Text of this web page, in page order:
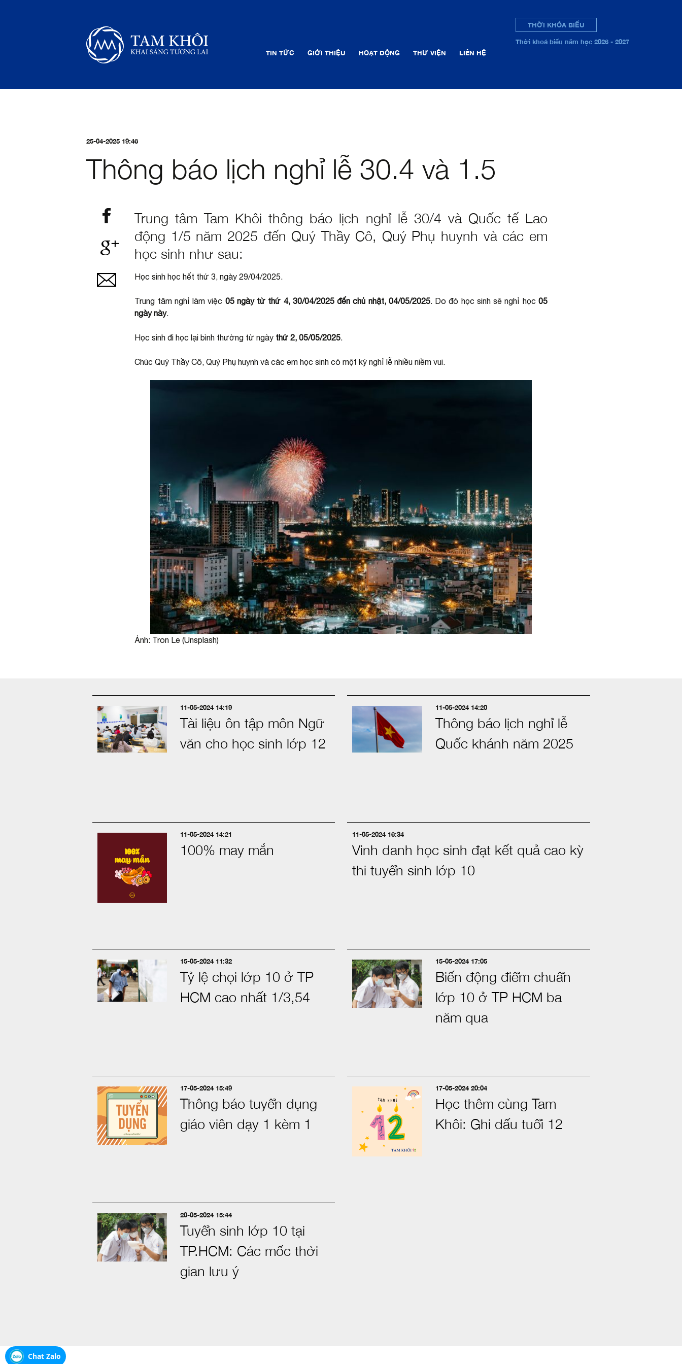
TIN TỨC GIỚI THIỆU HOẠT ĐỘNG THƯ VIỆN LIÊN HỆ
THỜI KHÓA BIỂU
Thời khoá biểu năm học 2026 - 2027
25-04-2025 19:46
Thông báo lịch nghỉ lễ 30.4 và 1.5
Trung tâm Tam Khôi thông báo lịch nghỉ lễ 30/4 và Quốc tế Lao
động 1/5 năm 2025 đến Quý Thầy Cô, Quý Phụ huynh và các em
học sinh như sau:
Học sinh học hết thứ 3, ngày 29/04/2025.
Trung tâm nghỉ làm việc 05 ngày từ thứ 4, 30/04/2025 đến chủ nhật, 04/05/2025. Do đó học sinh sẽ nghỉ học 05
ngày này.
Học sinh đi học lại bình thường từ ngày thứ 2, 05/05/2025.
Chúc Quý Thầy Cô, Quý Phụ huynh và các em học sinh có một kỳ nghỉ lễ nhiều niềm vui.
Ảnh: Tron Le (Unsplash)
11-05-2024 14:19
Tài liệu ôn tập môn Ngữ
văn cho học sinh lớp 12
11-05-2024 14:20
Thông báo lịch nghỉ lễ
Quốc khánh năm 2025
11-05-2024 14:21
100% may mắn
11-05-2024 16:34
Vinh danh học sinh đạt kết quả cao kỳ
thi tuyển sinh lớp 10
15-05-2024 11:32
Tỷ lệ chọi lớp 10 ở TP
HCM cao nhất 1/3,54
15-05-2024 17:05
Biến động điểm chuẩn
lớp 10 ở TP HCM ba
năm qua
17-05-2024 15:49
Thông báo tuyển dụng
giáo viên dạy 1 kèm 1
17-05-2024 20:04
Học thêm cùng Tam
Khôi: Ghi dấu tuổi 12
20-05-2024 15:44
Tuyển sinh lớp 10 tại
TP.HCM: Các mốc thời
gian lưu ý
Chat Zalo